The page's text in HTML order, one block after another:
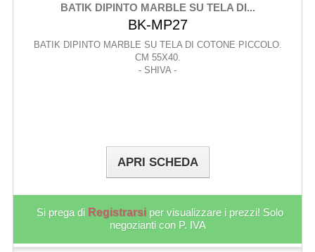
BATIK DIPINTO MARBLE SU TELA DI...
BK-MP27
BATIK DIPINTO MARBLE SU TELA DI COTONE PICCOLO.
CM 55X40.
- SHIVA -
APRI SCHEDA
Si prega di Registrarsi per visualizzare i prezzi! Solo
negozianti con P. IVA